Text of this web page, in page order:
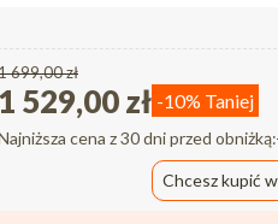
699,00 zł
1 529,00 zł -10% Taniej
cena z 30 dni przed obniżką:
Chcesz kupić